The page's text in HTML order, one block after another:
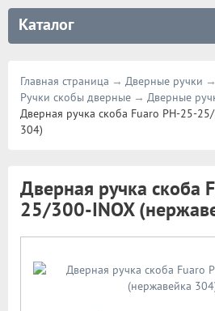
Каталог
Главная страница
Дверные ручки
Ручки скобы дверные
Дверные
Дверная ручка скоба Fuaro PH-25-
304)
Дверная ручка скоба
25/300-INOX